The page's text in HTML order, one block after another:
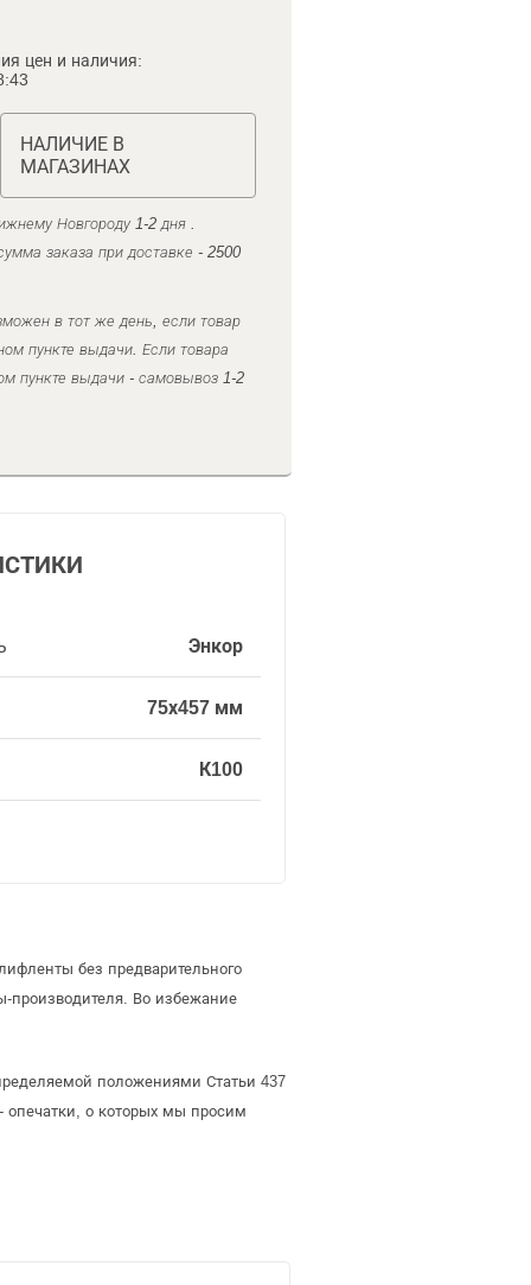
цен и наличия:
НАЛИЧИЕ В
МАГАЗИНАХ
Новгороду 1-2 дня .
заказа при доставке - 2500
в тот же день, если товар
пункте выдачи. Если товара
пункте выдачи - самовывоз 1-2
Энкор
75х457 мм
К100
без предварительного
Во избежание
положениями Статьи 437
опечатки, о которых мы просим